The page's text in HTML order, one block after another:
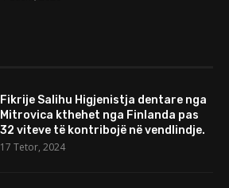
Fikrije Salihu Higjenistja dentare nga
Mitrovica kthehet nga Finlanda pas
32 viteve të kontribojë në vendlindje.
17 Tetor, 2024